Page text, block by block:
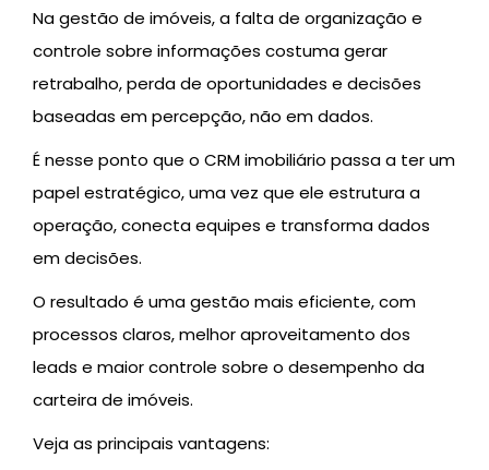
Na gestão de imóveis, a falta de organização e
controle sobre informações costuma gerar
retrabalho, perda de oportunidades e decisões
baseadas em percepção, não em dados.
É nesse ponto que o CRM imobiliário passa a ter um
papel estratégico, uma vez que ele estrutura a
operação, conecta equipes e transforma dados
em decisões.
O resultado é uma gestão mais eficiente, com
processos claros, melhor aproveitamento dos
leads e maior controle sobre o desempenho da
carteira de imóveis.
Veja as principais vantagens: